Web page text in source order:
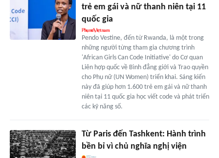
trẻ em gái và nữ thanh niên tại 11
quốc gia
Pendo Vestine, đến từ Rwanda, là một trong
những người từng tham gia chương trình
'African Girls Can Code Initiative' do Cơ quan
Liên hợp quốc về Bình đẳng giới và Trao quyền
cho Phụ nữ (UN Women) triển khai. Sáng kiến
này đã giúp hơn 1.600 trẻ em gái và nữ thanh
niên tại 11 quốc gia học viết code và phát triển
các kỹ năng số.
Từ Paris đến Tashkent: Hành trình
bền bỉ vì chủ nghĩa nghị viện